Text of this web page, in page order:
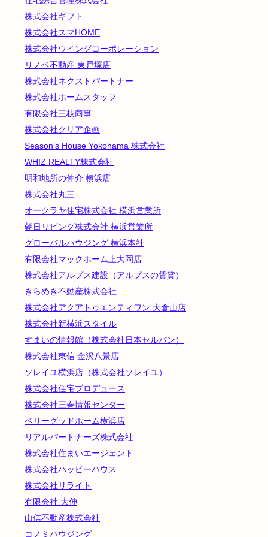
株式会社ギフト
株式会社スマHOME
株式会社ウイングコーポレーション
リノベ不動産 東戸塚店
株式会社ネクストパートナー
株式会社ホームスタッフ
有限会社三枝商事
株式会社クリア企画
Season’s House Yokohama 株式会社
WHIZ REALTY株式会社
明和地所の仲介 横浜店
株式会社丸三
オークラヤ住宅株式会社 横浜営業所
朝日リビング株式会社 横浜営業所
グローバルハウジング 横浜本社
有限会社マックホーム上大岡店
株式会社アルプス建設（アルプスの賃貸）
きらめき不動産株式会社
株式会社アクアトゥエンティワン 大倉山店
株式会社新横浜スタイル
すまいの情報館（株式会社日本セルバン）
株式会社東信 金沢八景店
ソレイユ横浜店（株式会社ソレイユ）
株式会社住宅プロデュース
株式会社三春情報センター
ベリーグッドホーム横浜店
リアルパートナーズ株式会社
株式会社住まいエージェント
株式会社ハッピーハウス
株式会社リライト
有限会社 大伸
山信不動産株式会社
コノミハウジング